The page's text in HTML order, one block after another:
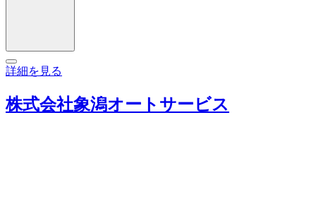
詳細を見る
株式会社象潟オートサービス